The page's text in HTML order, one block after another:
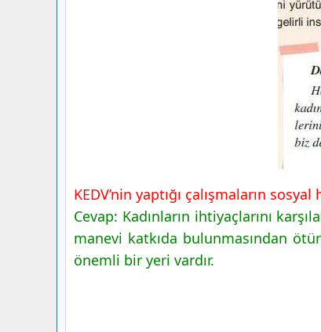
KEDV’nin yaptığı çalışmaların
Cevap: Kadınların ihtiyaçlarını
manevi katkıda bulunmasından
önemli bir yeri vardır.